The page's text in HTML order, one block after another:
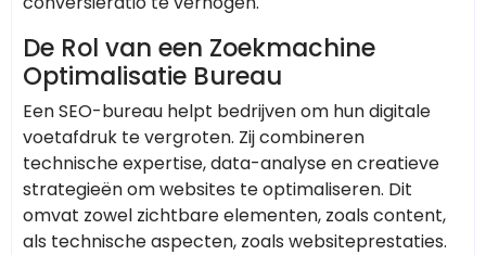
De Rol van een Zoekmachine
Optimalisatie Bureau
Een SEO-bureau helpt bedrijven om hun digitale
voetafdruk te vergroten. Zij combineren
technische expertise, data-analyse en creatieve
strategieën om websites te optimaliseren. Dit
omvat zowel zichtbare elementen, zoals content,
als technische aspecten, zoals websiteprestaties.